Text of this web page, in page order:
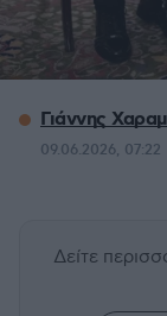
Γιάννης
09.06.2026, 07:22
Δείτε